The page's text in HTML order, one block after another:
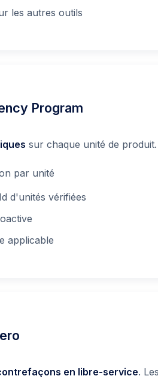
les autres outils
Program
sur chaque unité de
par unité
d'unités vérifiées
applicable
en libre-service.